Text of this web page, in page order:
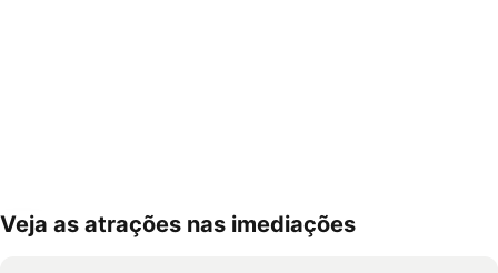
Ampliar mapa
Veja as atrações nas imediações